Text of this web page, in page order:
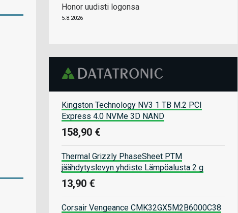
Honor uudisti logonsa
5.8.2026
Kingston Technology NV3 1 TB M.2 PCI
Express 4.0 NVMe 3D NAND
158,90 €
Thermal Grizzly PhaseSheet PTM
jäähdytyslevyn yhdiste Lämpöalusta 2 g
13,90 €
Corsair Vengeance CMK32GX5M2B6000C38